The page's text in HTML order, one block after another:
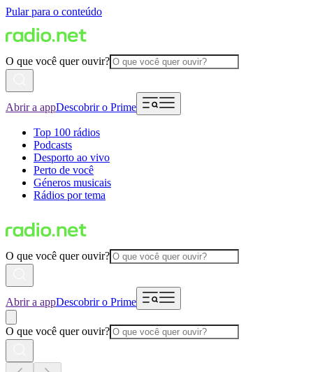
Pular para o conteúdo
O que você quer ouvir?
Abrir a appDescobrir o Prime
Top 100 rádios
Podcasts
Desporto ao vivo
Perto de você
Géneros musicais
Rádios por tema
O que você quer ouvir?
Abrir a appDescobrir o Prime
O que você quer ouvir?